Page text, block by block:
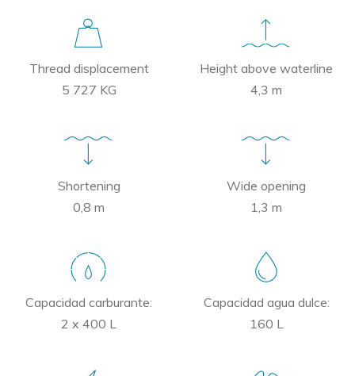
Thread displacement
5 727 KG
Height above waterline
4,3 m
Shortening
0,8 m
Wide opening
1,3 m
Capacidad carburante:
2 x 400 L
Capacidad agua dulce:
160 L